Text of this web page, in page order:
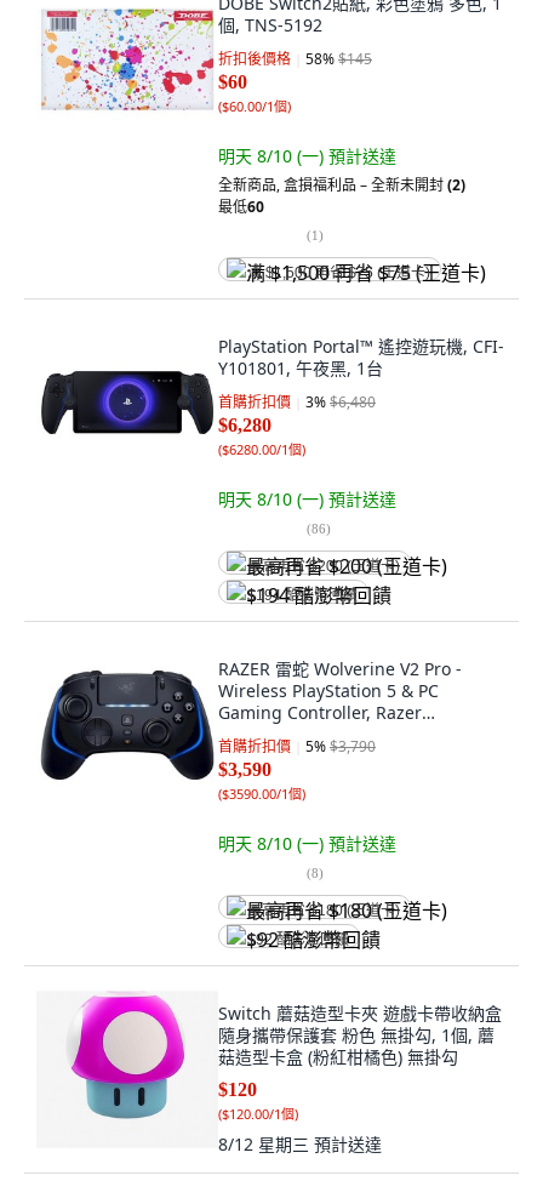
個, TNS-5192
折扣後價格 58%$145
$60
($60.00/1個)
明天 8/10 (一) 預計送達
全新商品,盒損福利品 – 全新未開封(2)
最低60
(1)
满 $1,500 再省 $75 (王道卡)
PlayStation Portal™ 遙控遊玩機, CFI-
Y101801, 午夜黑, 1台
首購折扣價 3%$6,480
$6,280
($6280.00/1個)
明天 8/10 (一) 預計送達
(86)
最高再省 $200 (王道卡)
$194 酷澎幣回饋
RAZER 雷蛇 Wolverine V2 Pro -
Wireless PlayStation 5 & PC
Gaming Controller, Razer
Wolverine V2 Pro, 黑色, 1個
首購折扣價 5%$3,790
$3,590
($3590.00/1個)
明天 8/10 (一) 預計送達
(8)
最高再省 $180 (王道卡)
$92 酷澎幣回饋
Switch 蘑菇造型卡夾 遊戲卡帶收納盒
隨身攜帶保護套 粉色 無掛勾, 1個, 蘑
菇造型卡盒 (粉紅柑橘色) 無掛勾
$120
($120.00/1個)
8/12 星期三 預計送達